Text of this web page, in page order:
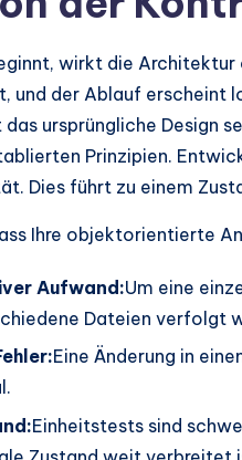
wirkt die
und der Ablauf erscheint
ursprüngliche Design
Prinzipien.
Dies führt zu einem
Ihre objektorientierte
Aufwand:Um eine
Dateien verfolgt
Eine Änderung in
Einheitstests sind